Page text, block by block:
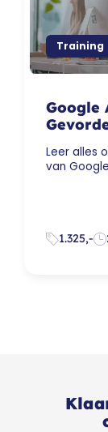
Training
Google
Leer alles
van
1.325,-